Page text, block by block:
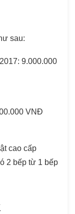
sau:
9.000.000
VNĐ
cao cấp
2 bếp từ 1 bếp